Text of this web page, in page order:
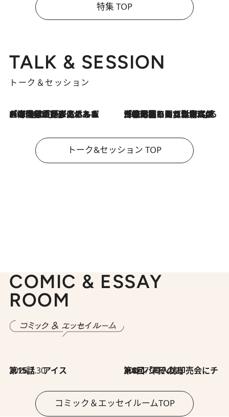
特集 TOP
TALK & SESSION
トーク＆セッション
2026.8.3
「今後値上げがあるとすれば…」「リスクがあるのは今年の冬」エネルギー専門家が語る、ホルムズ海峡封鎖が家庭にもたらす“ある心配” 2026.8.3
「住宅建てられない…」「サーチャージ料の高値が続いている」ホルムズ海峡封鎖による影響はいつまで続く？《エネルギー専門家に聞く“どうなる日本の暮らし”》
トーク&セッション TOP
COMIC & ESSAY
ROOM
2026.7.30
第15話 アイス 2026.7.30
第8回「同人誌即売会にチャレンジ その2」
コミック＆エッセイルームTOP